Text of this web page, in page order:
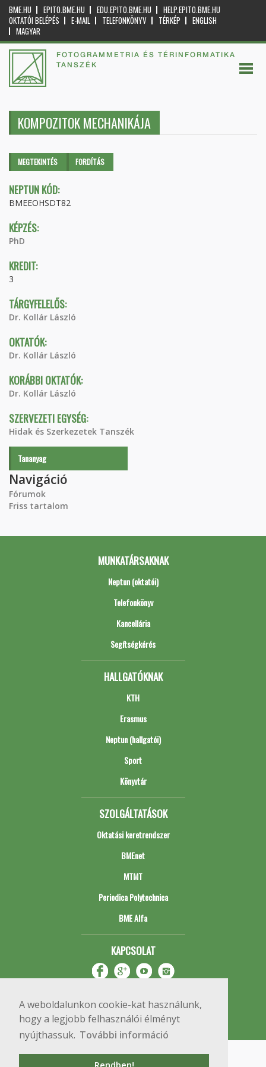
A weboldalunkon cookie-kat használunk,
hogy a legjobb felhasználói élményt
nyújthassuk. További információ
BME.HU EPITO.BME.HU EDU.EPITO.BME.HU
HELP.EPITO.BME.HU
OKTATÓI BELÉPÉS
E-MAIL TELEFONKÖNYV TÉRKÉP
ENGLISH
MAGYAR
FOTOGRAMMETRIA ÉS TÉRINFORMATIKA
TANSZÉK
KOMPOZITOK MECHANIKÁJA
Elsődleges fülek
MEGTEKINTÉS (AKTÍVFORDÍTÁS
NEPTUN KÓD:
BMEEOHSDT82
KÉPZÉS:
PhD
KREDIT:
3
TÁRGYFELELŐS:
Dr. Kollár László
OKTATÓK:
Dr. Kollár László
KORÁBBI OKTATÓK:
Dr. Kollár László
SZERVEZETI EGYSÉG:
Hidak és Szerkezetek Tanszék
Tananyag
Navigáció
Fórumok
Friss tartalom
MUNKATÁRSAKNAK
Neptun (oktatói)
Telefonkönyv
Kancellária
Segítségkérés
HALLGATÓKNAK
KTH
Erasmus
Neptun (hallgatói)
Sport
Könyvtár
SZOLGÁLTATÁSOK
Oktatási keretrendszer
BMEnet
MTMT
Periodica Polytechnica
BME Alfa
KAPCSOLAT
Copyright © 2020 BME Építőmérnöki Kar